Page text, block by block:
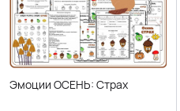
Эмоции ОСЕНЬ: Страх